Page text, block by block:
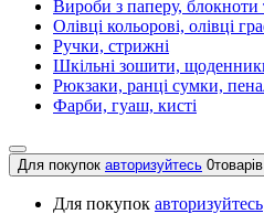
Вироби з паперу,
Олівці кольорові, олівці
Ручки, стрижні
Шкільні зошити,
Рюкзаки, ранці сумки,
Фарби, гуаш, кисті
Для покупок авторизуйтесь 0товарів
Для покупок авторизуйтесь